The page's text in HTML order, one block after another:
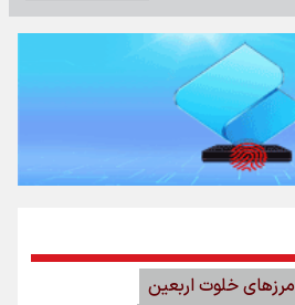
مرزهای خلوت اربعین